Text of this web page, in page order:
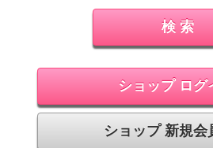
ショップ ログ
ショップ 新規会